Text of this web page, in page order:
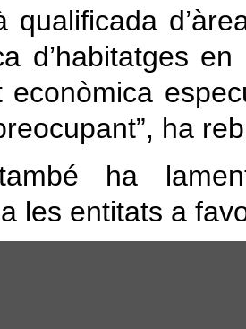
qualificada
d’habitatges
econòmica
ha
ha
les entitats a